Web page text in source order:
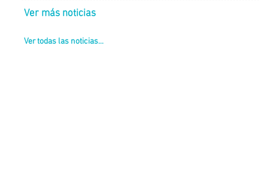
Ver más noticias
Ver todas las noticias...